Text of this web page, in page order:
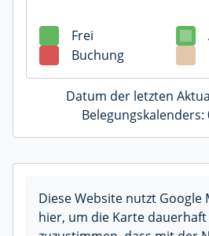
Frei
Buchung
Datum der letzten
Belegungskalenders:
Diese Website nutzt Google
hier, um die Karte